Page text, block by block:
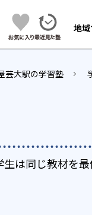
地
芸大駅の学習塾
は同じ教材を